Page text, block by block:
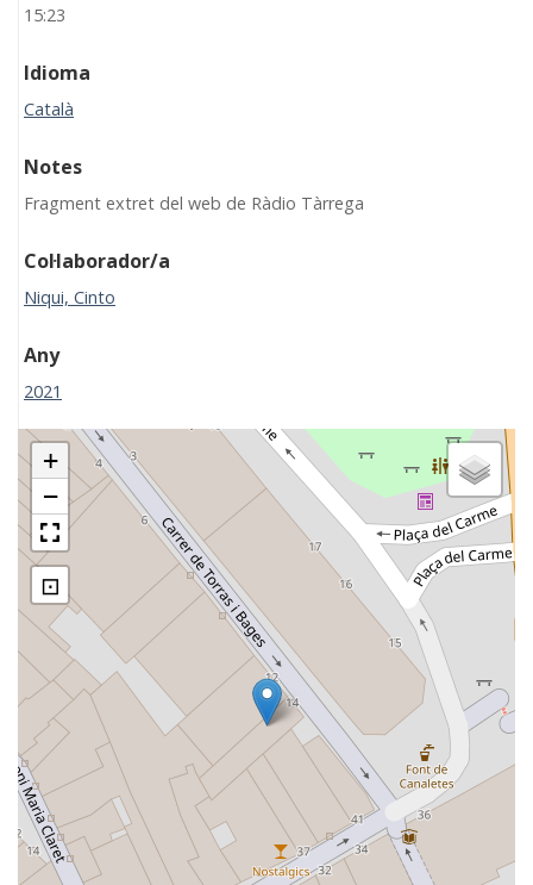
15:23
Idioma
Català
Notes
Fragment extret del web de Ràdio Tàrrega
Col·laborador/a
Niqui, Cinto
Any
2021
+
−
⊡